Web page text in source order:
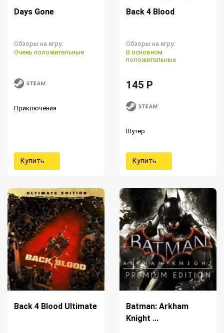
Days Gone
Обзоры на игру:
Очень положительные
Приключения
Купить
Back 4 Blood
Обзоры на игру:
В основном
положительные
145 P
Шутер
Купить
Back 4 Blood Ultimate
Batman: Arkham
Knight ...